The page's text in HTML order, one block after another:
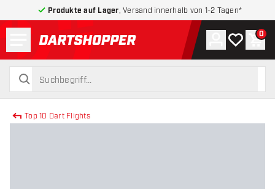
Produkte auf Lager , Versand innerhalb von 1-2 Tagen*
zurück zur Startseite
suchen
suchen
Konto
Meine 0
Top 10 Dart Flights